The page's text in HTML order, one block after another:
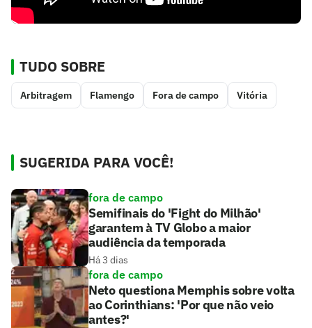
TUDO SOBRE
Arbitragem Flamengo Fora de campo Vitória
SUGERIDA PARA VOCÊ!
fora de campo
Semifinais do 'Fight do Milhão'
garantem à TV Globo a maior
audiência da temporada
Há 3 dias
fora de campo
Neto questiona Memphis sobre volta
ao Corinthians: 'Por que não veio
antes?'